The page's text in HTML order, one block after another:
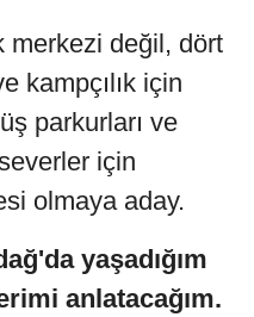
merkezi değil, dört
kampçılık için
parkurları ve
için
olmaya aday.
yaşadığım
anlatacağım.